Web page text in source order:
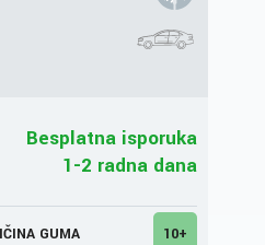
Besplatna isporuka
1-2 radna dana
GUMA 10+